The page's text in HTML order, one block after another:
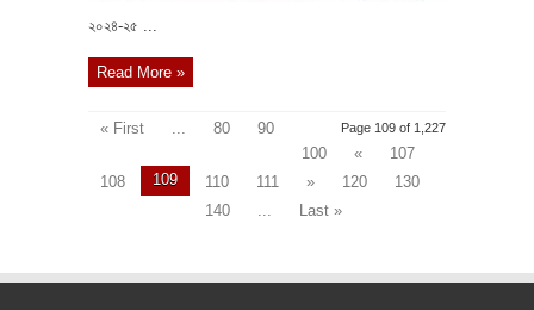
২০২৪-২৫ ...
Read More »
Page 109 of 1,227
« First 80
90
100
«
107
108
109 110 111 » 120
130
140
Last »